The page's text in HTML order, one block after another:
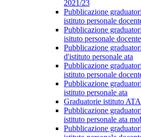
2021/23
Pubblicazione
istituto personale
Pubblicazione
isituto personale docente
Pubblicazione
d'istituto personale ata
Pubblicazione
istituto personale
Pubblicazione
istituto personale ata
Graduatorie istituto
Pubblicazione
istituto personale ata
Pubblicazione